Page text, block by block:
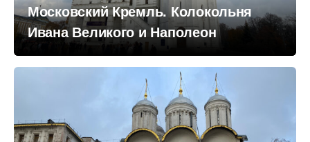
Московский Кремль. Колокольня
Ивана Великого и Наполеон